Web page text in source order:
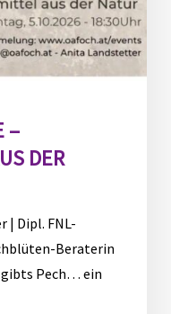
–
DER
| Dipl. FNL-
Beraterin
gibts Pech… ein